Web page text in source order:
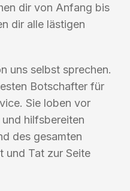
dir von Anfang bis
dir alle lästigen
uns selbst sprechen.
Botschafter für
Sie loben vor
hilfsbereiten
des gesamten
und Tat zur Seite